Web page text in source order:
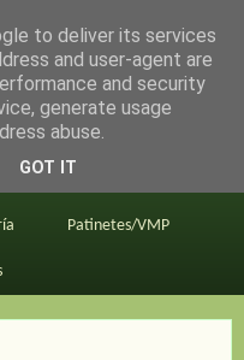
Primeros consejos
Patinetes/VMP
to deliver its services
and user-agent are
and security
generate usage
abuse.
GOT IT